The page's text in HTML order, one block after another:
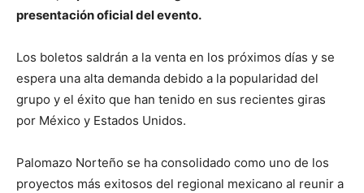
presentación oficial del evento.
Los boletos saldrán a la venta en los próximos días y se
espera una alta demanda debido a la popularidad del
grupo y el éxito que han tenido en sus recientes giras
por México y Estados Unidos.
Palomazo Norteño se ha consolidado como uno de los
proyectos más exitosos del regional mexicano al reunir a